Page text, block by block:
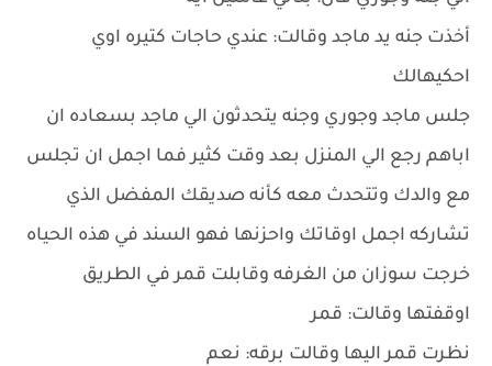
أخذت جنه يد ماجد وقالت: عندي حاجات كتيره اوي
احكيهالك
جلس ماجد وجوري وجنه يتحدثون الي ماجد بسعاده ان
اباهم رجع الي المنزل بعد وقت كثير فما اجمل ان تجلس
مع والدك وتتحدث معه كأنه صديقك المفضل الذي
تشاركه اجمل اوقاتك واحزنها فهو السند في هذه الحياه
خرجت سوزان من الغرفه وقابلت قمر في الطريق
اوقفتها وقالت: قمر
نظرت قمر اليها وقالت برقه: نعم